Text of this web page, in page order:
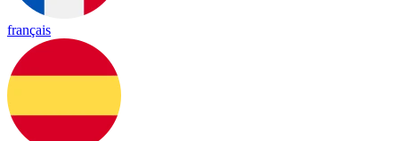
français